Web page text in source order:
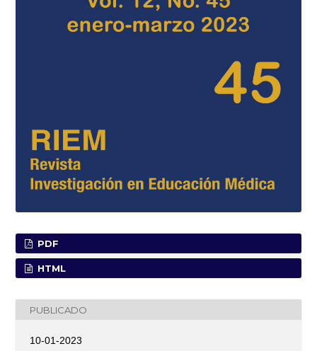
PDF
HTML
PUBLICADO
10-01-2023